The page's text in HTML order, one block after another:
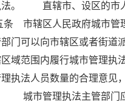
法。 直辖市、设区的市
市辖区人民政府城市管
部门可以向市辖区或者
区域范围内履行城市管
理执法人员数量的合理
城市管理执法主管部